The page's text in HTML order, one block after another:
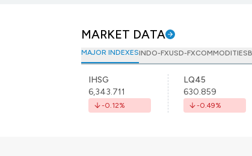
MARKET DATA
MAJOR INDEXESINDO-FXUSD-FXCOMMODITIES
IHSG
6,343.711
-0.12%
LQ45
630.859
-0.49%